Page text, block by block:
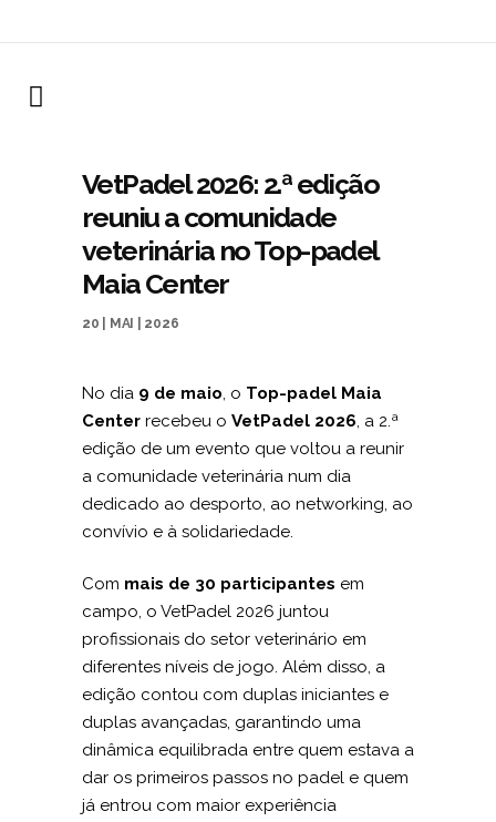
VetPadel 2026: 2.ª edição
reuniu a comunidade
veterinária no Top-padel
Maia Center
20 | MAI | 2026
No dia 9 de maio, o Top-padel Maia
Center recebeu o VetPadel 2026, a 2.ª
edição de um evento que voltou a reunir
a comunidade veterinária num dia
dedicado ao desporto, ao networking, ao
convívio e à solidariedade.
Com mais de 30 participantes em
campo, o VetPadel 2026 juntou
profissionais do setor veterinário em
diferentes níveis de jogo. Além disso, a
edição contou com duplas iniciantes e
duplas avançadas, garantindo uma
dinâmica equilibrada entre quem estava a
dar os primeiros passos no padel e quem
já entrou com maior experiência